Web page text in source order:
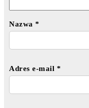
Nazwa *
Adres e-mail *